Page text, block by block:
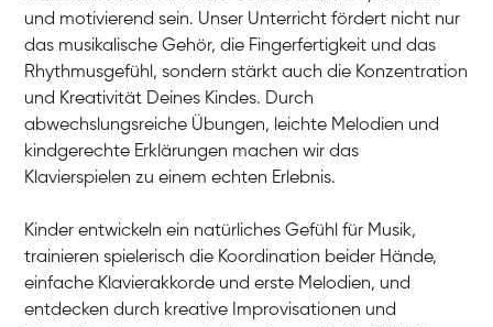
Klavier / Piano / Flügel
Klavier / Piano / Flügel
Hannes
Klavier / Piano / Flügel
und motivierend sein. Unser Unterricht fördert nicht nur
das musikalische Gehör, die Fingerfertigkeit und das
Rhythmusgefühl, sondern stärkt auch die Konzentration
und Kreativität Deines Kindes. Durch
abwechslungsreiche Übungen, leichte Melodien und
kindgerechte Erklärungen machen wir das
Klavierspielen zu einem echten Erlebnis.
Kinder entwickeln ein natürliches Gefühl für Musik,
trainieren spielerisch die Koordination beider Hände,
einfache Klavierakkorde und erste Melodien, und
entdecken durch kreative Improvisationen und